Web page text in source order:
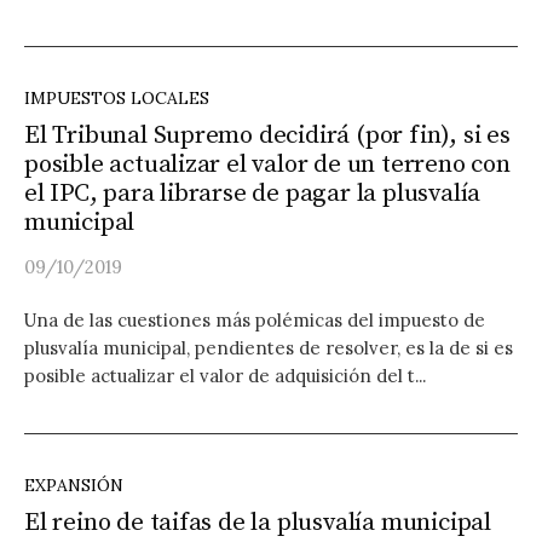
IMPUESTOS LOCALES
El Tribunal Supremo decidirá (por fin), si es
posible actualizar el valor de un terreno con
el IPC, para librarse de pagar la plusvalía
municipal
09/10/2019
Una de las cuestiones más polémicas del impuesto de
plusvalía municipal, pendientes de resolver, es la de si es
posible actualizar el valor de adquisición del t...
EXPANSIÓN
El reino de taifas de la plusvalía municipal